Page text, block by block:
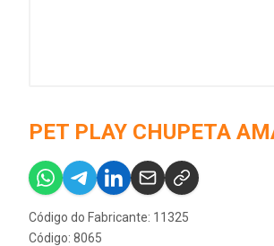
PET PLAY CHUPETA
Código do Fabricante: 11325
Código: 8065